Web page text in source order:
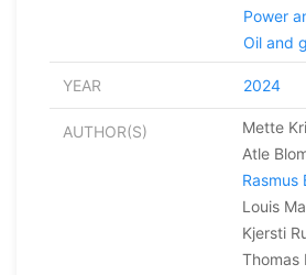
Power
Oil and
YEAR 2024
AUTHOR(S)
Mette
Atle
Rasmus
Louis
Kjersti
Thomas